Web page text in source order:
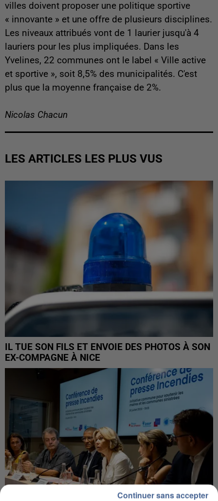
villes doivent proposer une politique sportive
« innovante » et une offre de plusieurs disciplines.
Les niveaux attribués vont de 1 laurier jusqu'à 4
lauriers pour les plus impliquées. Dans les
Yvelines, 22 communes ont le label « Ville active
et sportive », soit 8,5% des municipalités. C'est
plus que la moyenne française de 2%.
Nicolas Chacun
LES ARTICLES LES PLUS VUS
IL TUE SON FILS ET ENVOIE DES PHOTOS À SON
EX-COMPAGNE À NICE
Continuer sans accepter